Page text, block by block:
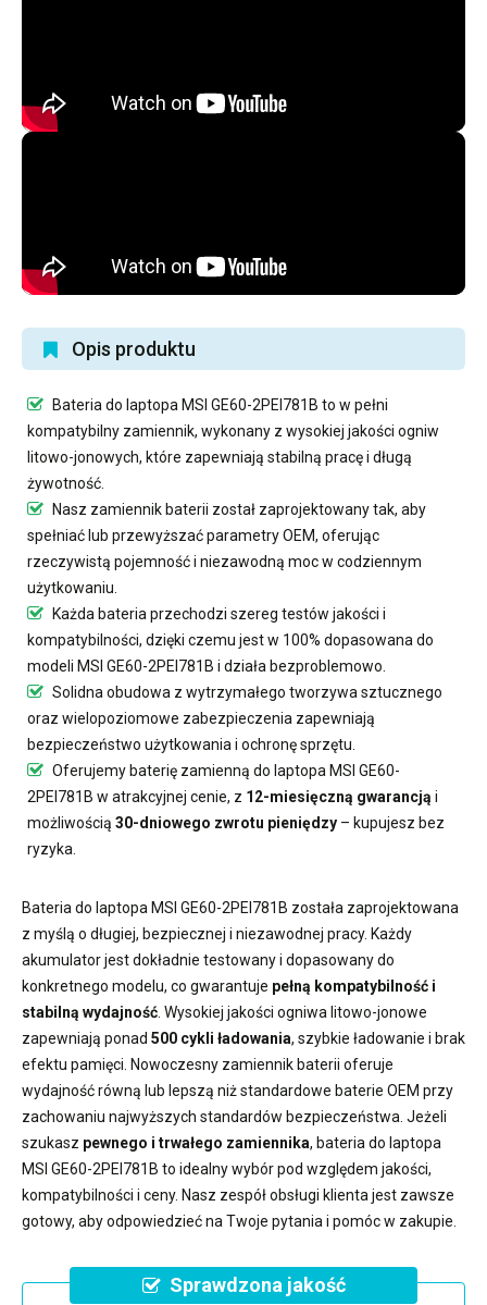
Opis produktu
Bateria do laptopa MSI GE60-2PEI781B to w pełni
kompatybilny zamiennik, wykonany z wysokiej jakości ogniw
litowo-jonowych, które zapewniają stabilną pracę i długą
żywotność.
Nasz zamiennik baterii został zaprojektowany tak, aby
spełniać lub przewyższać parametry OEM, oferując
rzeczywistą pojemność i niezawodną moc w codziennym
użytkowaniu.
Każda bateria przechodzi szereg testów jakości i
kompatybilności, dzięki czemu jest w 100% dopasowana do
modeli MSI GE60-2PEI781B i działa bezproblemowo.
Solidna obudowa z wytrzymałego tworzywa sztucznego
oraz wielopoziomowe zabezpieczenia zapewniają
bezpieczeństwo użytkowania i ochronę sprzętu.
Oferujemy baterię zamienną do laptopa MSI GE60-
2PEI781B w atrakcyjnej cenie, z 12-miesięczną gwarancją i
możliwością 30-dniowego zwrotu pieniędzy – kupujesz bez
ryzyka.
Bateria do laptopa MSI GE60-2PEI781B została zaprojektowana
z myślą o długiej, bezpiecznej i niezawodnej pracy. Każdy
akumulator jest dokładnie testowany i dopasowany do
konkretnego modelu, co gwarantuje pełną kompatybilność i
stabilną wydajność . Wysokiej jakości ogniwa litowo-jonowe
zapewniają ponad 500 cykli ładowania, szybkie ładowanie i brak
efektu pamięci. Nowoczesny zamiennik baterii oferuje
wydajność równą lub lepszą niż standardowe baterie OEM przy
zachowaniu najwyższych standardów bezpieczeństwa. Jeżeli
szukasz pewnego i trwałego zamiennika, bateria do laptopa
MSI GE60-2PEI781B to idealny wybór pod względem jakości,
kompatybilności i ceny. Nasz zespół obsługi klienta jest zawsze
gotowy, aby odpowiedzieć na Twoje pytania i pomóc w zakupie.
Sprawdzona jakość